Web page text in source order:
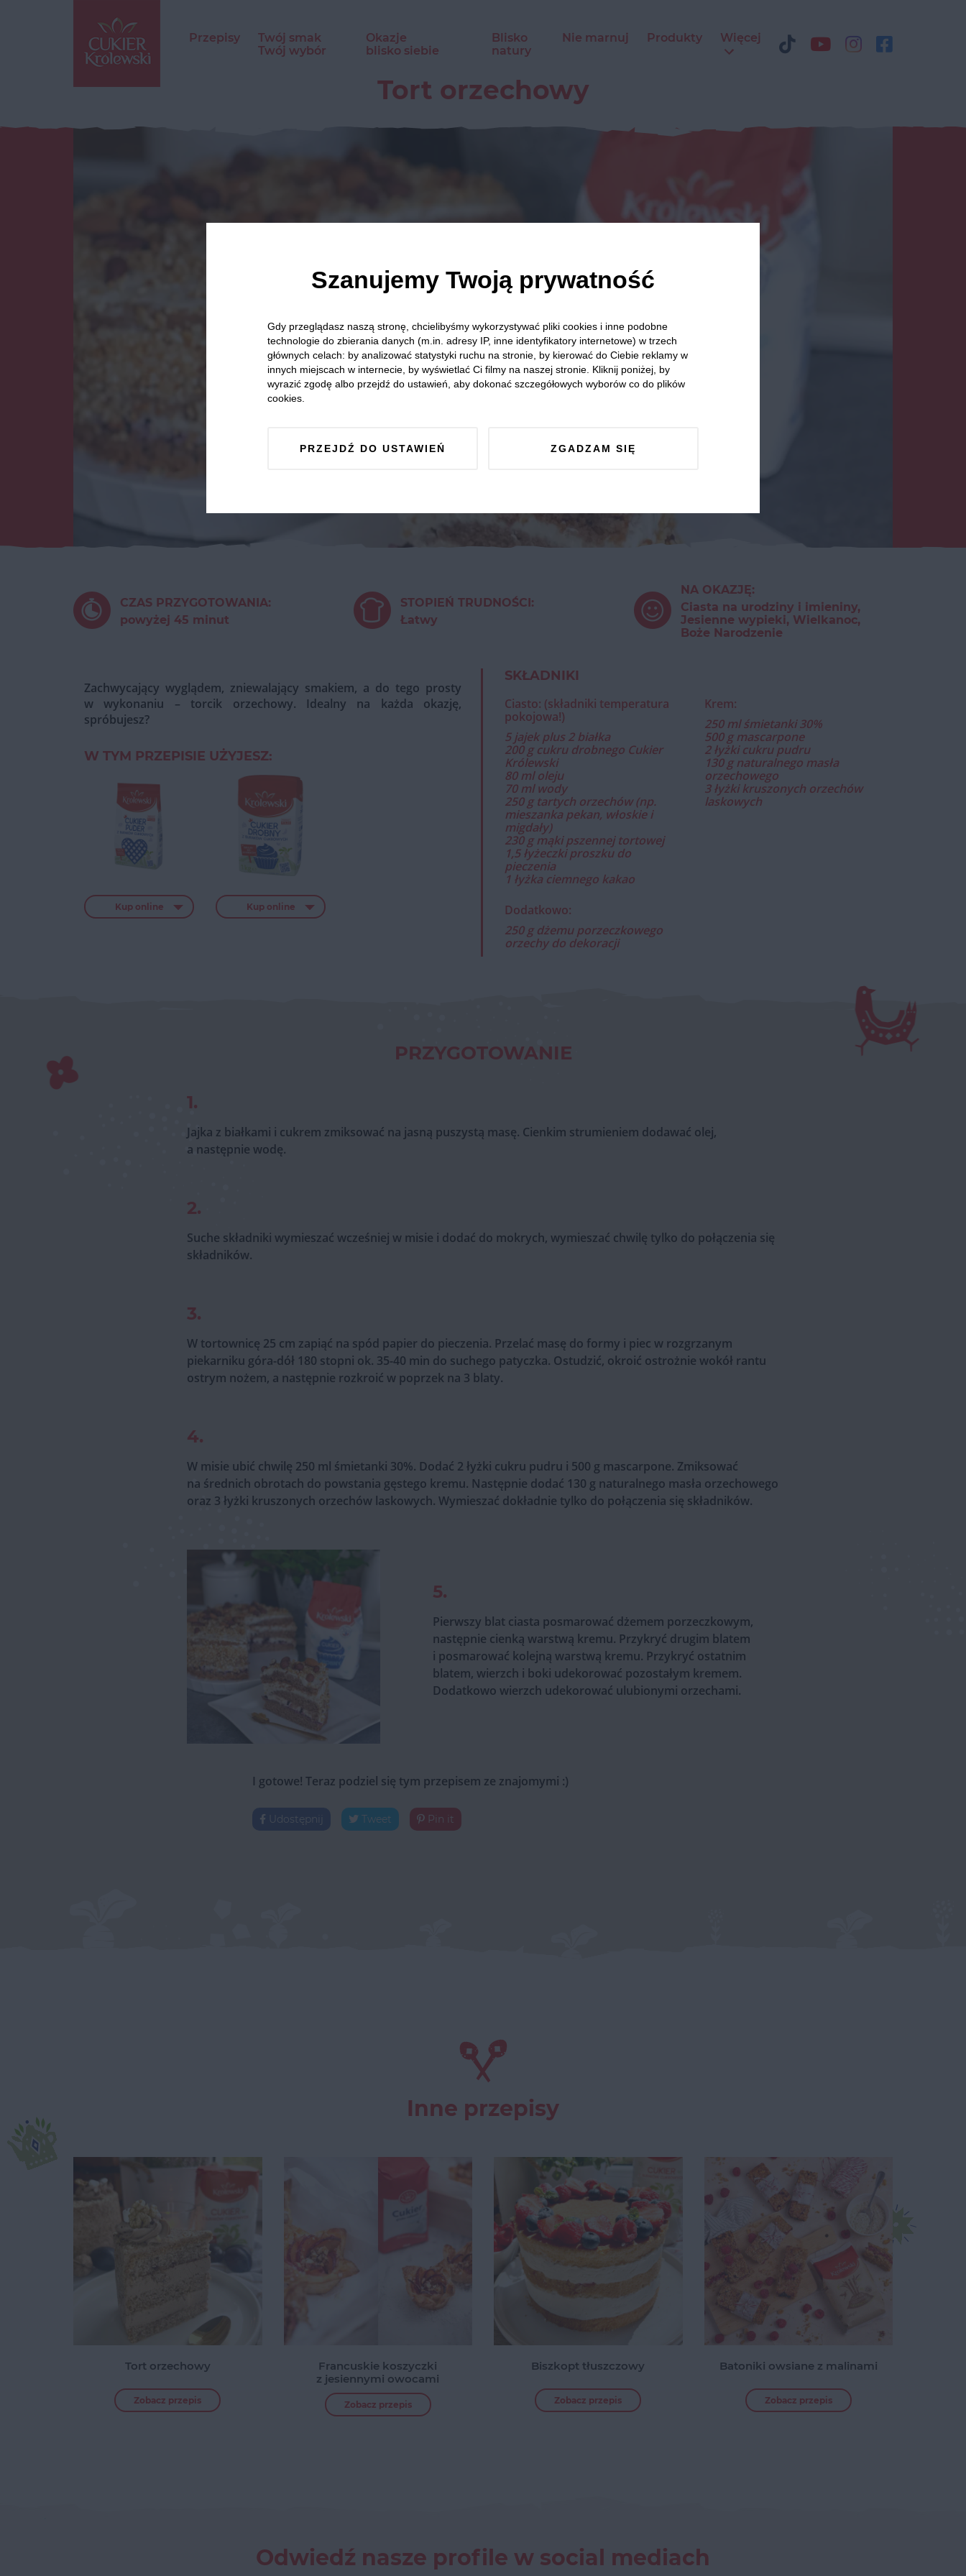
Przepisy
Twój smak
Twój wybór
Okazje
blisko siebie
Blisko
natury
Nie marnuj Produkty Więcej
Tort orzechowy
CZAS PRZYGOTOWANIA:
powyżej 45 minut
STOPIEŃ TRUDNOŚCI:
Łatwy
NA OKAZJĘ:
Ciasta na urodziny i imieniny,
Jesienne wypieki, Wielkanoc,
Boże Narodzenie
Zachwycający wyglądem, zniewalający smakiem, a do tego prosty
w wykonaniu – torcik orzechowy. Idealny na każda okazję,
spróbujesz?
W TYM PRZEPISIE UŻYJESZ:
Kup online Kup online
SKŁADNIKI
Ciasto: (składniki temperatura
pokojowa!)
5 jajek plus 2 białka
200 g cukru drobnego Cukier
Królewski
80 ml oleju
70 ml wody
250 g tartych orzechów (np.
mieszanka pekan, włoskie i
migdały)
230 g mąki pszennej tortowej
1,5 łyżeczki proszku do
pieczenia
1 łyżka ciemnego kakao
Krem:
250 ml śmietanki 30%
500 g mascarpone
2 łyżki cukru pudru
130 g naturalnego masła
orzechowego
3 łyżki kruszonych orzechów
laskowych
Dodatkowo:
250 g dżemu porzeczkowego
orzechy do dekoracji
PRZYGOTOWANIE
1.
Jajka z białkami i cukrem zmiksować na jasną puszystą masę. Cienkim strumieniem dodawać olej,
a następnie wodę.
2.
Suche składniki wymieszać wcześniej w misie i dodać do mokrych, wymieszać chwilę tylko do połączenia się
składników.
3.
W tortownicę 25 cm zapiąć na spód papier do pieczenia. Przelać masę do formy i piec w rozgrzanym
piekarniku góra-dół 180 stopni ok. 35-40 min do suchego patyczka. Ostudzić, okroić ostrożnie wokół rantu
ostrym nożem, a następnie rozkroić w poprzek na 3 blaty.
4.
W misie ubić chwilę 250 ml śmietanki 30%. Dodać 2 łyżki cukru pudru i 500 g mascarpone. Zmiksować
na średnich obrotach do powstania gęstego kremu. Następnie dodać 130 g naturalnego masła orzechowego
oraz 3 łyżki kruszonych orzechów laskowych. Wymieszać dokładnie tylko do połączenia się składników.
5.
Pierwszy blat ciasta posmarować dżemem porzeczkowym,
następnie cienką warstwą kremu. Przykryć drugim blatem
i posmarować kolejną warstwą kremu. Przykryć ostatnim
blatem, wierzch i boki udekorować pozostałym kremem.
Dodatkowo wierzch udekorować ulubionymi orzechami.
I gotowe! Teraz podziel się tym przepisem ze znajomymi :)
Udostępnij Tweet Pin it
Inne przepisy
Tort orzechowy
Zobacz przepis
Francuskie koszyczki
z jesiennymi owocami
Zobacz przepis
Biszkopt tłuszczowy
Zobacz przepis
Batoniki owsiane z malinami
Zobacz przepis
Odwiedź nasze profile w social mediach
Szanujemy Twoją prywatność
Gdy przeglądasz naszą stronę, chcielibyśmy wykorzystywać pliki cookies i inne podobne
technologie do zbierania danych (m.in. adresy IP, inne identyfikatory internetowe) w trzech
głównych celach: by analizować statystyki ruchu na stronie, by kierować do Ciebie reklamy w
innych miejscach w internecie, by wyświetlać Ci filmy na naszej stronie. Kliknij poniżej, by
wyrazić zgodę albo przejdź do ustawień, aby dokonać szczegółowych wyborów co do plików
cookies.
PRZEJDŹ DO USTAWIEŃ ZGADZAM SIĘ